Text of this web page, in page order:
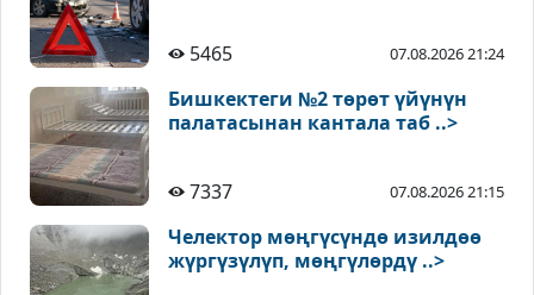
5465 07.08.2026 21:24
Бишкектеги №2 төрөт үйүнүн
палатасынан кантала таб ..>
7337 07.08.2026 21:15
Челектор мөңгүсүндө изилдөө
жүргүзүлүп, мөңгүлөрдү ..>